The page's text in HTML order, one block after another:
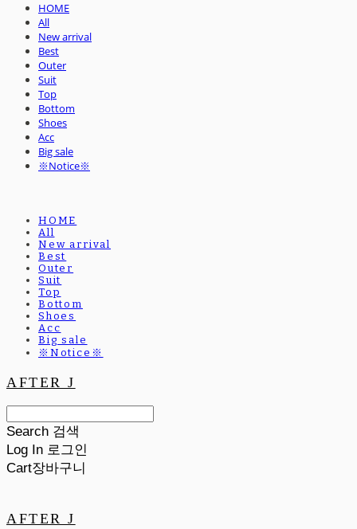
HOME
All
New arrival
Best
Outer
Suit
Top
Bottom
Shoes
Acc
Big sale
※Notice※
HOME
All
New arrival
Best
Outer
Suit
Top
Bottom
Shoes
Acc
Big sale
※Notice※
AFTER J
Search 검색
Log In 로그인
Cart장바구니
AFTER J